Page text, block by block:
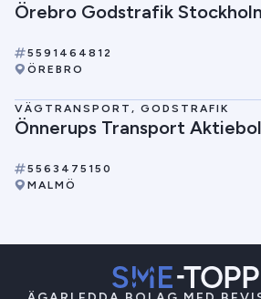
Örebro Godstrafik
5591464812
ÖREBRO
VÄGTRANSPORT, GODSTRAFIK
Önnerups Transport
5563475150
MALMÖ